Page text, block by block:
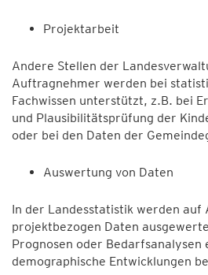
Projektarbeit
Andere Stellen der
Auftragnehmer werden bei
Fachwissen unterstützt, z.B. bei
und Plausibilitätsprüfung der
oder bei den Daten der
Auswertung von Daten
In der Landesstatistik werden auf
projektbezogen Daten
Prognosen oder
demographische Entwicklungen